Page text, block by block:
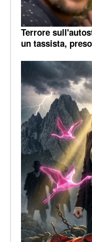
Terrore
un tassista,